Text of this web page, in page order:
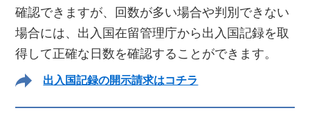
確認できますが、回数が多い場合や判別できない
場合には、出入国在留管理庁から出入国記録を取
得して正確な日数を確認することができます。
出入国記録の開示請求はコチラ